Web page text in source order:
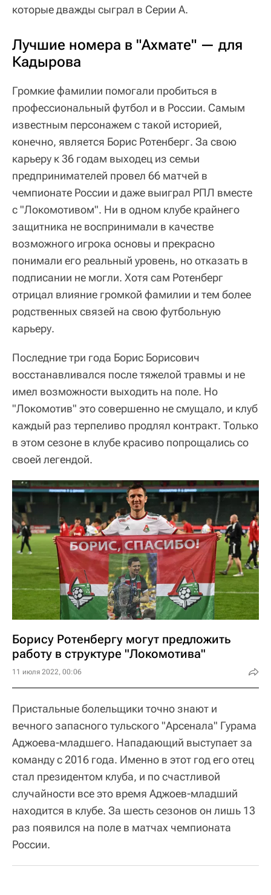
которые дважды сыграл в Серии А.
Лучшие номера в "Ахмате" — для
Кадырова
Громкие фамилии помогали пробиться в
профессиональный футбол и в России. Самым
известным персонажем с такой историей,
конечно, является Борис Ротенберг. За свою
карьеру к 36 годам выходец из семьи
предпринимателей провел 66 матчей в
чемпионате России и даже выиграл РПЛ вместе
с "Локомотивом". Ни в одном клубе крайнего
защитника не воспринимали в качестве
возможного игрока основы и прекрасно
понимали его реальный уровень, но отказать в
подписании не могли. Хотя сам Ротенберг
отрицал влияние громкой фамилии и тем более
родственных связей на свою футбольную
карьеру.
Последние три года Борис Борисович
восстанавливался после тяжелой травмы и не
имел возможности выходить на поле. Но
"Локомотив" это совершенно не смущало, и клуб
каждый раз терпеливо продлял контракт. Только
в этом сезоне в клубе красиво попрощались со
своей легендой.
Борису Ротенбергу могут предложить
работу в структуре "Локомотива"
11 июля 2022, 00:06
Пристальные болельщики точно знают и
вечного запасного тульского "Арсенала" Гурама
Аджоева-младшего. Нападающий выступает за
команду с 2016 года. Именно в этот год его отец
стал президентом клуба, и по счастливой
случайности все это время Аджоев-младший
находится в клубе. За шесть сезонов он лишь 13
раз появился на поле в матчах чемпионата
России.